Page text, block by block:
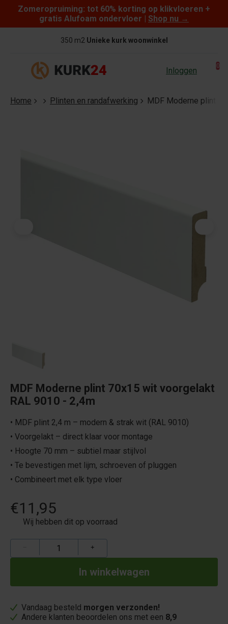
Skip to content
Zomeropruiming: tot 60% korting op klikvloeren +
gratis Alufoam ondervloer | Shop nu →
350 m2 Unieke kurk woonwinkel
Inloggen 0
Home Plinten en randafwerking MDF Moderne plint
MDF Moderne plint 70x15 wit voorgelakt
RAL 9010 - 2,4m
• MDF plint 2,4 m – modern & strak wit (RAL 9010)
• Voorgelakt – direct klaar voor montage
• Hoogte 70 mm – subtiel maar stijlvol
• Te bevestigen met lijm, schroeven of pluggen
• Combineert met elk type vloer
€11,95
Wij hebben dit op voorraad
+
Vandaag besteld morgen verzonden!
Andere klanten beoordelen ons met een 8,9